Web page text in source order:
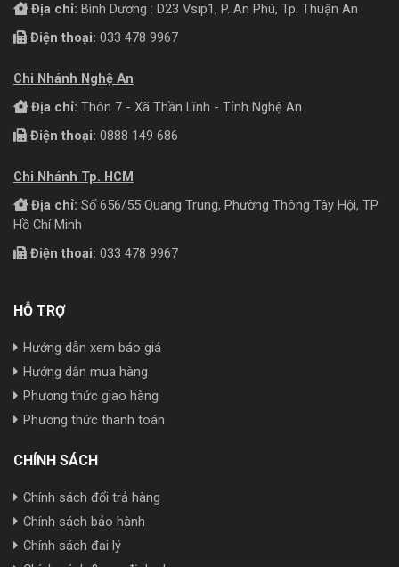
Địa chỉ: Bình Dương : D23 Vsip1, P. An Phú, Tp. Thuận An
Điện thoại: 033 478 9967
Chi Nhánh Nghệ An
Địa chỉ: Thôn 7 - Xã Thần Lĩnh - Tỉnh Nghệ An
Điện thoại: 0888 149 686
Chi Nhánh Tp. HCM
Địa chỉ: Số 656/55 Quang Trung, Phường Thông Tây Hội, TP
Hồ Chí Minh
Điện thoại: 033 478 9967
HỖ TRỢ
Hướng dẫn xem báo giá
Hướng dẫn mua hàng
Phương thức giao hàng
Phương thức thanh toán
CHÍNH SÁCH
Chính sách đổi trả hàng
Chính sách bảo hành
Chính sách đại lý